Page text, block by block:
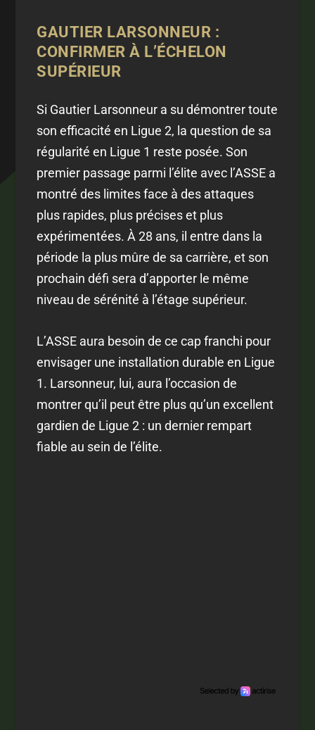
GAUTIER LARSONNEUR :
CONFIRMER À L’ÉCHELON
SUPÉRIEUR
Si Gautier Larsonneur a su démontrer toute
son efficacité en Ligue 2, la question de sa
régularité en Ligue 1 reste posée. Son
premier passage parmi l’élite avec l’ASSE a
montré des limites face à des attaques
plus rapides, plus précises et plus
expérimentées. À 28 ans, il entre dans la
période la plus mûre de sa carrière, et son
prochain défi sera d’apporter le même
niveau de sérénité à l’étage supérieur.
L’ASSE aura besoin de ce cap franchi pour
envisager une installation durable en Ligue
1. Larsonneur, lui, aura l’occasion de
montrer qu’il peut être plus qu’un excellent
gardien de Ligue 2 : un dernier rempart
fiable au sein de l’élite.